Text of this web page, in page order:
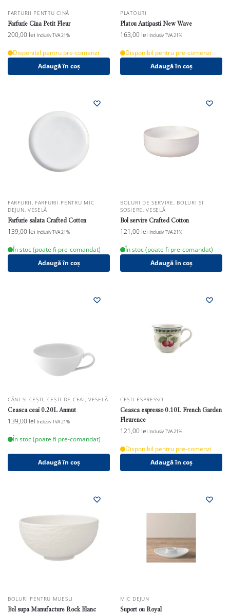
FARFURII PENTRU CINĂ
Farfurie Cina Petit Fleur
200,00 lei Inclusiv TVA 21%
Disponibil pentru pre-comenzi
Adaugă în coș
PLATOURI
Platou Antipasti New Wave
163,00 lei Inclusiv TVA 21%
Disponibil pentru pre-comenzi
Adaugă în coș
FARFURII, FARFURII PENTRU MIC
DEJUN, VESELĂ
Farfurie salata Crafted Cotton
139,00 lei Inclusiv TVA 21%
În stoc (poate fi pre-comandat)
Adaugă în coș
BOLURI DE SERVIRE, BOLURI SI
SOSIERE,VESELĂ
Bol servire Crafted Cotton
121,00 lei Inclusiv TVA 21%
În stoc (poate fi pre-comandat)
Adaugă în coș
CĂNI SI CEȘTI, CEȘTI DE CEAI,VESELĂ
Ceasca ceai 0.20L Anmut
139,00 lei Inclusiv TVA 21%
În stoc (poate fi pre-comandat)
Adaugă în coș
CEȘTI ESPRESSO
Ceasca espresso 0.10L French Garden
Fleurence
121,00 lei Inclusiv TVA 21%
Disponibil pentru pre-comenzi
Adaugă în coș
BOLURI PENTRU MUESLI
Bol supa Manufacture Rock Blanc
MIC DEJUN
Suport ou Royal